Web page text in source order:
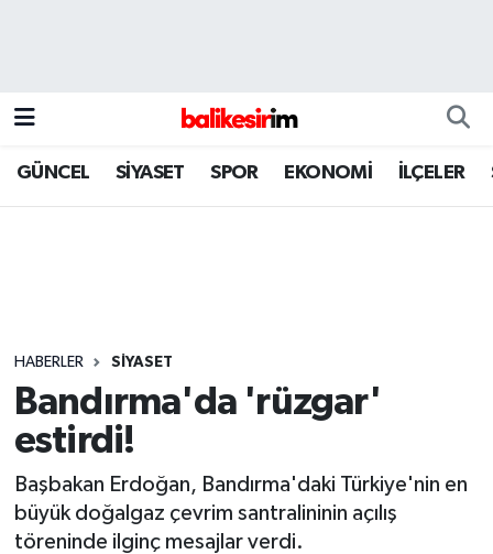
GÜNCEL SİYASET SPOR EKONOMİ İLÇELER
HABERLER SİYASET
Bandırma'da 'rüzgar'
estirdi!
Başbakan Erdoğan, Bandırma'daki Türkiye'nin en
büyük doğalgaz çevrim santralininin açılış
töreninde ilginç mesajlar verdi.